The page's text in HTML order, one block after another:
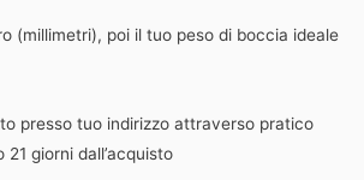
(millimetri), poi il tuo peso di boccia ideale
presso tuo indirizzo attraverso pratico
giorni dall’acquisto